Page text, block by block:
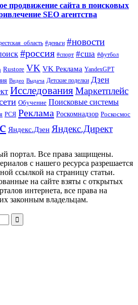
продвижение сайта в поисковых
SEO агентства
#деньги #новости
#россия #спорт #сша #футбол
Rustore VK VK Реклама YandexGPT
Видео Выдача Детские поделки Дзен
ИсследованияМаркетплейс
Обучение Поисковые системы
РСЯ Реклама Роскомнадзор Роскосмос
Яндекс.Дзен Яндекс.Директ
портал. Все права защищены.
с нашего ресурса разрешается
ссылкой на страницу статьи.
на сайте взяты с открытых
интернета, все права на
законным владельцам.